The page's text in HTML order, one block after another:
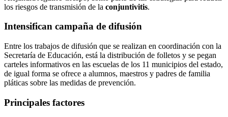
los riesgos de transmisión de la conjuntivitis.
Intensifican campaña de difusión
Entre los trabajos de difusión que se realizan en coordinación con la
Secretaría de Educación, está la distribución de folletos y se pegan
carteles informativos en las escuelas de los 11 municipios del estado,
de igual forma se ofrece a alumnos, maestros y padres de familia
pláticas sobre las medidas de prevención.
Principales factores